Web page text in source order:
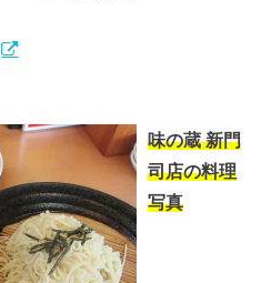
味の蔵 新門
司店の料理
写真